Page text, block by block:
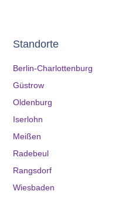
Standorte
Berlin-Charlottenburg
Güstrow
Oldenburg
Iserlohn
Meißen
Radebeul
Rangsdorf
Wiesbaden